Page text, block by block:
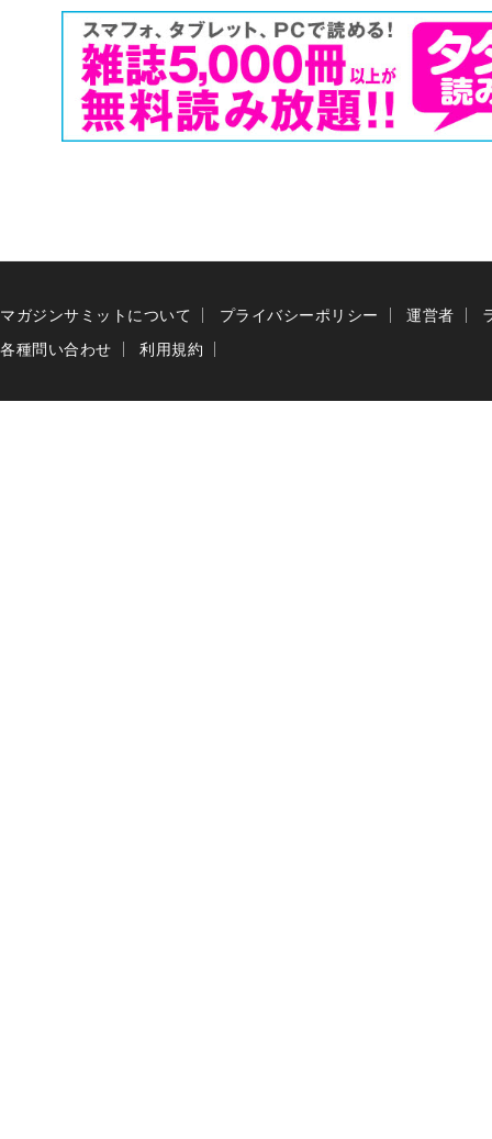
マガジンサミットについて プライバシーポリシー 運営者
各種問い合わせ
利用規約